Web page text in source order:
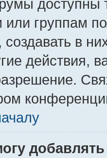
доступны
или группам
в
действия,